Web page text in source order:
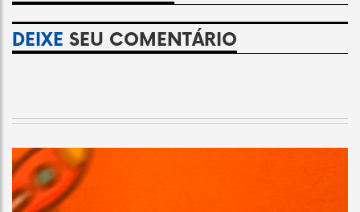
DEIXE SEU COMENTÁRIO